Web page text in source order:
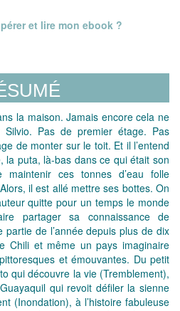
et lire mon ebook ?
la maison. Jamais encore cela ne
Silvio. Pas de premier étage. Pas
de monter sur le toit. Et il l’entend
la puta, là-bas dans ce qui était son
maintenir ces tonnes d’eau folle
il est allé mettre ses bottes. On
quitte pour un temps le monde
partager sa connaissance de
partie de l’année depuis plus de dix
Chili et même un pays imaginaire
et émouvantes. Du petit
qui découvre la vie (Tremblement),
qui revoit défiler la sienne
(Inondation), à l’histoire fabuleuse